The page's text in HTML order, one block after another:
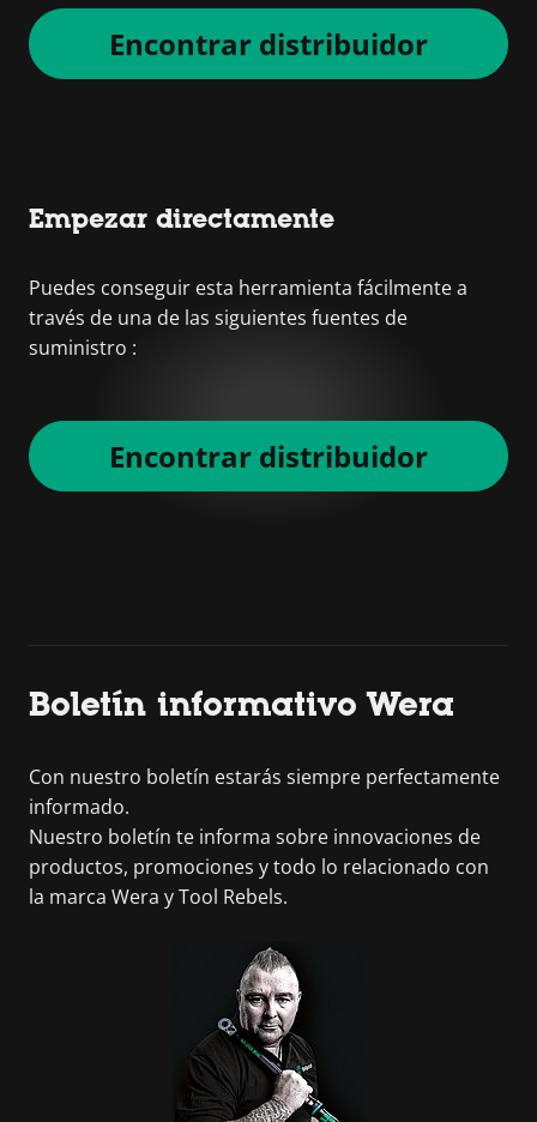
Encontrar distribuidor
Empezar directamente
Puedes conseguir esta herramienta fácilmente a
través de una de las siguientes fuentes de
suministro :
Encontrar distribuidor
Boletín informativo Wera
Con nuestro boletín estarás siempre perfectamente
informado.
Nuestro boletín te informa sobre innovaciones de
productos, promociones y todo lo relacionado con
la marca Wera y Tool Rebels.